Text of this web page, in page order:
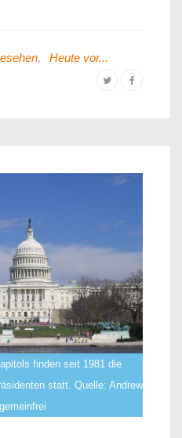
, Heute vor...
finden seit 1981 die
statt. Quelle: Andrew